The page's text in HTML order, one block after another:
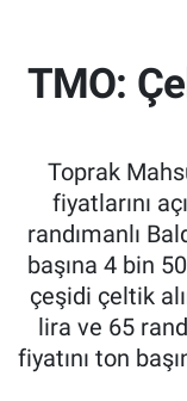
TMO:
Toprak
fiyatlarını
randımanlı
başına 4 bin
çeşidi çeltik
lira ve 65
fiyatını ton
Tarımsal
Tarım
TZOB
Tarım Kredi
Pankobirlik
Tüm
Son Dakika
Haber Arşivi